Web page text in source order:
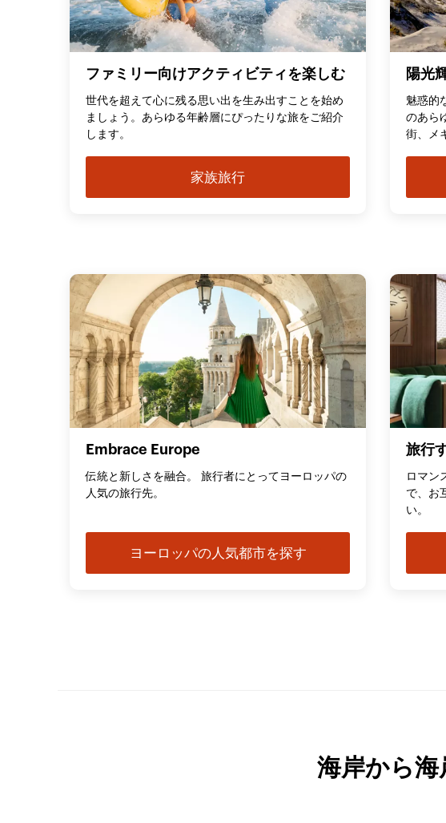
ファミリー向けアクティビティを楽しむ
世代を超えて心に残る思い出を生み出すことを始め
ましょう。あらゆる年齢層にぴったりな旅をご紹介
します。
家族旅行
陽光
魅惑的
のあら
街、メ
Embrace Europe
伝統と新しさを融合。 旅行者にとってヨーロッパの
人気の旅行先。
ヨーロッパの人気都市を探す
旅行
ロマン
で、お
い。
海岸から